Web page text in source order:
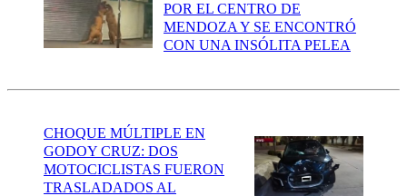
POR EL CENTRO DE
MENDOZA Y SE ENCONTRÓ
CON UNA INSÓLITA PELEA
CHOQUE MÚLTIPLE EN
GODOY CRUZ: DOS
MOTOCICLISTAS FUERON
TRASLADADOS AL